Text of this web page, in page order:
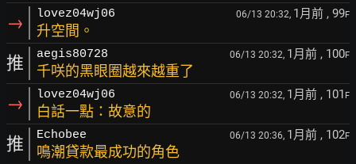
→ lovez04wj06 06/13 20:32, 1月前 , 99F
升空間。
推 aegis80728 06/13 20:32, 1月前 , 100F
千咲的黑眼圈越來越重了
→ lovez04wj06 06/13 20:32, 1月前 , 101 F
白話一點：故意的
推 Echobee 06/13 20:36, 1月前 , 102F
鳴潮貸款最成功的角色